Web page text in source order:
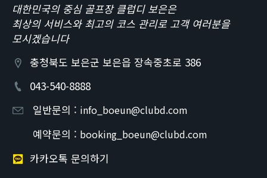
대한민국의 중심 골프장 클럽디 보은은
최상의 서비스와 최고의 코스 관리로 고객 여러분을
모시겠습니다
충청북도 보은군 보은읍 장속중초로 386
043-540-8888
일반문의 : info_boeun@clubd.com
예약문의 : booking_boeun@clubd.com
카카오톡 문의하기